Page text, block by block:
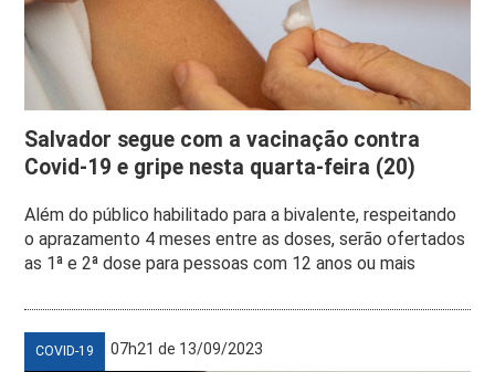
Salvador segue com a vacinação contra
Covid-19 e gripe nesta quarta-feira (20)
Além do público habilitado para a bivalente, respeitando
o aprazamento 4 meses entre as doses, serão ofertados
as 1ª e 2ª dose para pessoas com 12 anos ou mais
COVID-19 07h21 de 13/09/2023